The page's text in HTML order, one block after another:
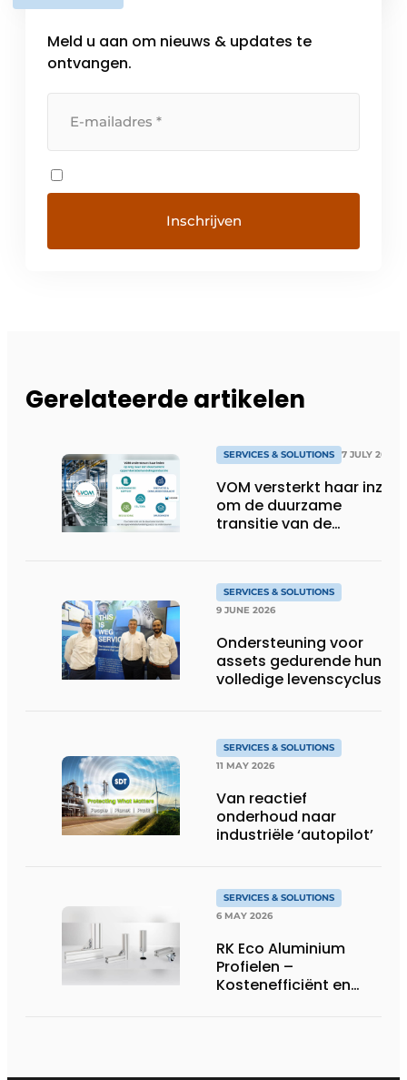
Meld u aan om nieuws & updates te
ontvangen.
Gerelateerde artikelen
SERVICES & SOLUTIONS 7 JULY 2026
VOM versterkt haar inzet
om de duurzame
transitie van de
SERVICES & SOLUTIONS
9 JUNE 2026
Ondersteuning voor
assets gedurende hun
volledige levenscyclus
SERVICES & SOLUTIONS
11 MAY 2026
Van reactief
onderhoud naar
industriële ‘autopilot’
SERVICES & SOLUTIONS
6 MAY 2026
RK Eco Aluminium
Profielen –
Kostenefficiënt en